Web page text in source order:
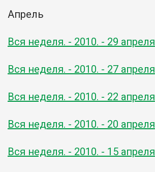
Апрель
Вся неделя. - 2010. - 29 апреля
Вся неделя. - 2010. - 27 апреля
Вся неделя. - 2010. - 22 апреля
Вся неделя. - 2010. - 20 апреля
Вся неделя. - 2010. - 15 апреля